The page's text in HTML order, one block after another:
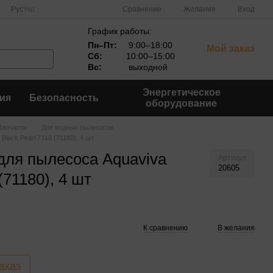
Рус Сравнение Желания Вход
График работы:
Пн–Пт:
9:00–18:00
Сб:
10:00–15:00
Вс:
выходной
Мой заказ
Безопасность
Энергетическое
оборудование
Запчасти
Для водных пылесосов
Pearl 7310 (71180), 4 шт
пылесоса Aquaviva
4 шт
20605
К сравнению В желания